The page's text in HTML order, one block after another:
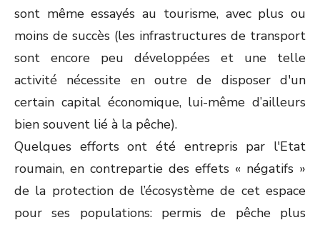
sont même essayés au tourisme, avec plus ou
moins de succès (les infrastructures de transport
sont encore peu développées et une telle
activité nécessite en outre de disposer d'un
certain capital économique, lui-même d’ailleurs
bien souvent lié à la pêche).
Quelques efforts ont été entrepris par l'Etat
roumain, en contrepartie des effets « négatifs »
de la protection de l’écosystème de cet espace
pour ses populations: permis de pêche plus